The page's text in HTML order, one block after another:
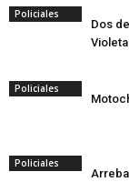
Policiales
Dos
Policiales
Policiales